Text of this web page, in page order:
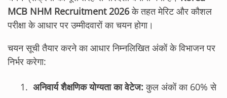
MCB NHM Recruitment 2026के तहत मेरिट और कौशल
परीक्षा के आधार पर उम्मीदवारों का चयन होगा।
चयन सूची तैयार करने का आधार निम्नलिखित अंकों के विभाजन पर
निर्भर करेगा:
अनिवार्य शैक्षणिक योग्यता का वेटेज: कुल अंकों का 60% से